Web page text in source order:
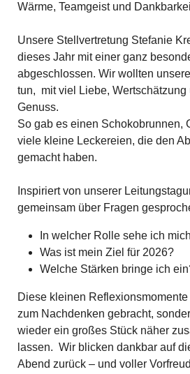
Wärme, Teamgeist und
Unsere Stellvertretung Stefanie
dieses Jahr mit einer ganz
abgeschlossen. Wir wollten
tun, mit viel Liebe, Wertschätzung
Genuss.
So gab es einen Schokobrunnen,
viele kleine Leckereien, die den
gemacht haben.
Inspiriert von unserer
gemeinsam über Fragen
In welcher Rolle sehe ich
Was ist mein Ziel für 2026?
Welche Stärken bringe ich
Diese kleinen
zum Nachdenken gebracht,
wieder ein großes Stück näher
lassen. Wir blicken dankbar auf
Abend zurück – und voller